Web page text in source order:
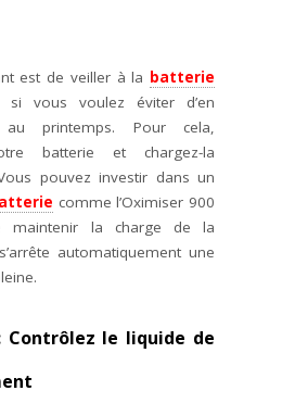
est de veiller à la batterie
vous voulez éviter d’en
printemps. Pour cela,
batterie et chargez-la
pouvez investir dans un
comme l’Oximiser 900
maintenir la charge de la
automatiquement une
Contrôlez le liquide de